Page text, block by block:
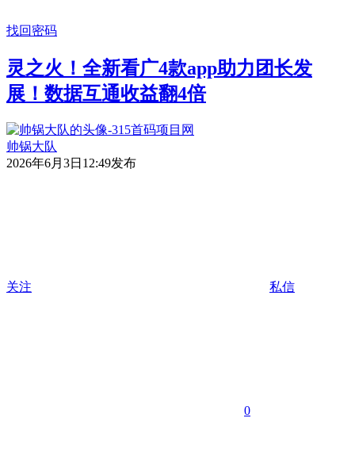
找回密码
灵之火！全新看广4款app助力团长发
展！数据互通收益翻4倍
帅锅大队
2026年6月3日12:49发布
关注 私信
0